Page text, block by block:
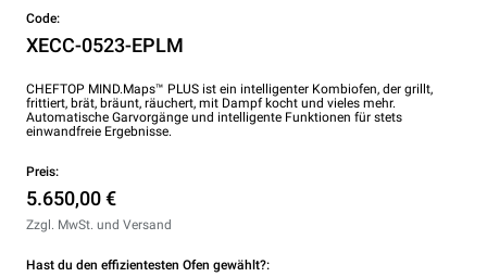
Code:
XECC-0523-EPLM
CHEFTOP MIND.Maps™ PLUS ist ein intelligenter Kombiofen, der grillt,
frittiert, brät, bräunt, räuchert, mit Dampf kocht und vieles mehr.
Automatische Garvorgänge und intelligente Funktionen für stets
einwandfreie Ergebnisse.
Preis:
5.650,00 €
Zzgl. MwSt. und Versand
Hast du den effizientesten Ofen gewählt?: